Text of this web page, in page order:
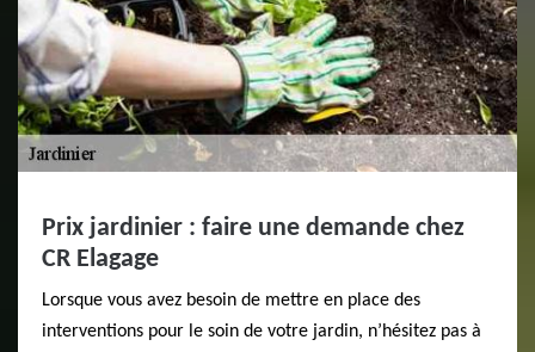
Prix jardinier : faire une demande chez
CR Elagage
Lorsque vous avez besoin de mettre en place des
interventions pour le soin de votre jardin, n’hésitez pas à